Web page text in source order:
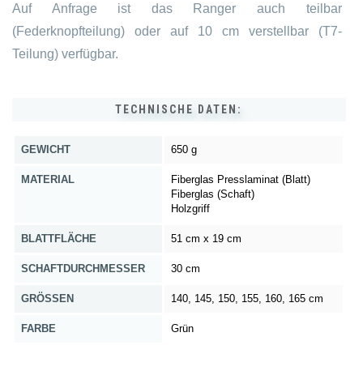
Auf Anfrage ist das Ranger auch teilbar
(Federknopfteilung) oder auf 10 cm verstellbar (T7-
Teilung) verfügbar.
TECHNISCHE DATEN:
GEWICHT 650 g
MATERIAL
Fiberglas Presslaminat (Blatt)
Fiberglas (Schaft)
Holzgriff
BLATTFLÄCHE 51 cm x 19 cm
SCHAFTDURCHMESSER 30 cm
GRÖSSEN 140, 145, 150, 155, 160, 165 cm
FARBE Grün